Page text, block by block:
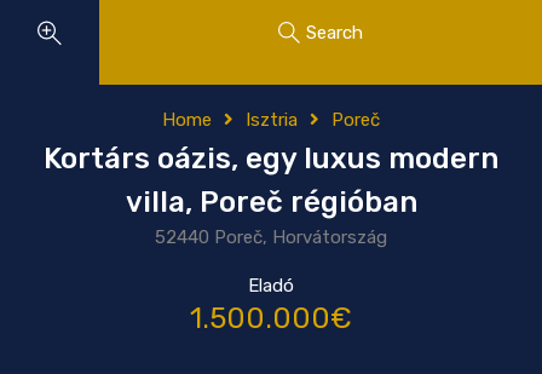
Search
Home Isztria Poreč
Kortárs oázis, egy luxus modern
villa, Poreč régióban
52440 Poreč, Horvátország
Eladó
1.500.000€